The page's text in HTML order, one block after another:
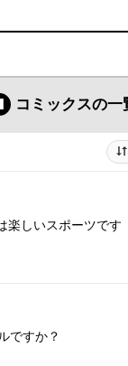
コミックスの一
楽しいスポーツです
ですか？